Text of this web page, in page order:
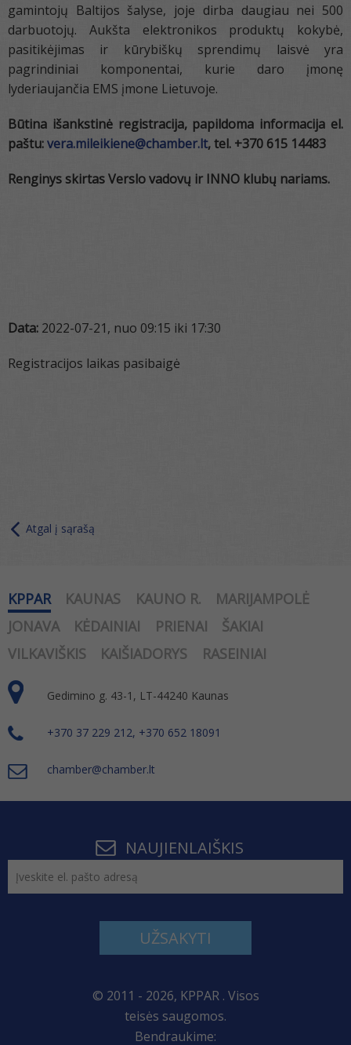
gamintojų Baltijos šalyse, joje dirba daugiau nei 500
darbuotojų. Aukšta elektronikos produktų kokybė,
pasitikėjimas ir kūrybiškų sprendimų laisvė yra
pagrindiniai komponentai, kurie daro įmonę
lyderiaujančia EMS įmone Lietuvoje.
Būtina išankstinė registracija, papildoma informacija el.
paštu:vera.mileikiene@chamber.lt, tel. +370 615 14483
Renginys skirtas Verslo vadovų ir INNO klubų nariams.
Data: 2022-07-21, nuo 09:15 iki 17:30
Registracijos laikas pasibaigė
Atgal į sąrašą
KPPAR KAUNAS KAUNO R.
MARIJAMPOLĖ
JONAVA
KĖDAINIAI PRIENAI
ŠAKIAI
VILKAVIŠKIS
KAIŠIADORYS RASEINIAI
Gedimino g. 43-1, LT-44240 Kaunas
+370 37 229 212, +370 652 18091
chamber@chamber.lt
NAUJIENLAIŠKIS
UŽSAKYTI
© 2011 - 2026, KPPAR . Visos
teisės saugomos.
Bendraukime: